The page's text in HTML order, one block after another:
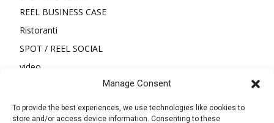
Manage Consent
To provide the best experiences, we use technologies like cookies to
store and/or access device information. Consenting to these
REEL BUSINESS CASE
Ristoranti
SPOT / REEL SOCIAL
video
Meta